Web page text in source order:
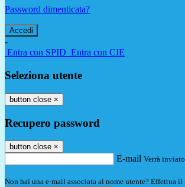
Password dimenticata?
-
Entra con SPID Entra con CIE
Seleziona utente
button close ×
Recupero password
button close ×
E-mail Verrà
Non hai una e-mail associata al nome utente? Effettua